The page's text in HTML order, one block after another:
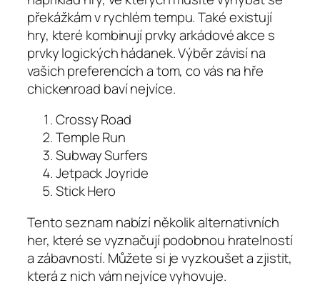
překážkám v rychlém tempu. Také existují
hry, které kombinují prvky arkádové akce s
prvky logických hádanek. Výběr závisí na
vašich preferencích a tom, co vás na hře
chickenroad baví nejvíce.
Crossy Road
Temple Run
Subway Surfers
Jetpack Joyride
Stick Hero
Tento seznam nabízí několik alternativních
her, které se vyznačují podobnou hratelností
a zábavností. Můžete si je vyzkoušet a zjistit,
která z nich vám nejvíce vyhovuje.